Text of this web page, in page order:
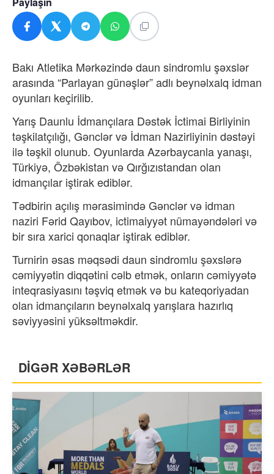
Bakı Atletika Mərkəzində daun sindromlu şəxslər
arasında “Parlayan günəşlər” adlı beynəlxalq idman
oyunları keçirilib.
Yarış Daunlu İdmançılara Dəstək İctimai Birliyinin
təşkilatçılığı, Gənclər və İdman Nazirliyinin dəstəyi
ilə təşkil olunub. Oyunlarda Azərbaycanla yanaşı,
Türkiyə, Özbəkistan və Qırğızıstandan olan
idmançılar iştirak ediblər.
Tədbirin açılış mərasimində Gənclər və idman
naziri Fərid Qayıbov, ictimaiyyət nümayəndələri və
bir sıra xarici qonaqlar iştirak ediblər.
Turnirin əsas məqsədi daun sindromlu şəxslərə
cəmiyyətin diqqətini cəlb etmək, onların cəmiyyətə
inteqrasiyasını təşviq etmək və bu kateqoriyadan
olan idmançıların beynəlxalq yarışlara hazırlıq
səviyyəsini yüksəltməkdir.
DİGƏR XƏBƏRLƏR